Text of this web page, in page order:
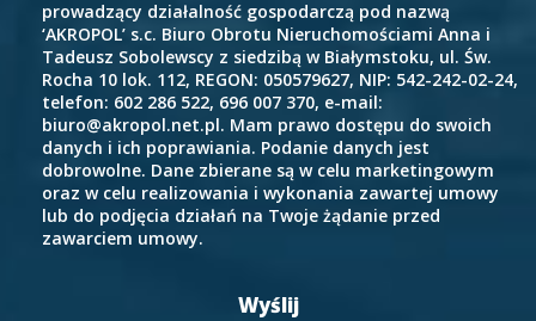
prowadzący działalność gospodarczą pod nazwą
‘AKROPOL’ s.c. Biuro Obrotu Nieruchomościami Anna i
Tadeusz Sobolewscy z siedzibą w Białymstoku, ul. Św.
Rocha 10 lok. 112, REGON: 050579627, NIP: 542-242-02-24,
telefon: 602 286 522, 696 007 370, e-mail:
biuro@akropol.net.pl. Mam prawo dostępu do swoich
danych i ich poprawiania. Podanie danych jest
dobrowolne. Dane zbierane są w celu marketingowym
oraz w celu realizowania i wykonania zawartej umowy
lub do podjęcia działań na Twoje żądanie przed
zawarciem umowy.